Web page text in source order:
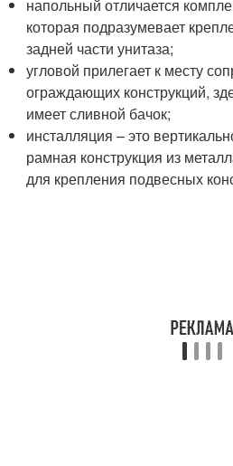
напольный отличается
которая подразумевает
задней части унитаза;
угловой прилегает к месту
ограждающих конструкций,
имеет сливной бачок;
инсталляция – это
рамная конструкция из
для крепления подвесных